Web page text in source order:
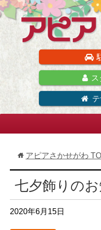
アピアさかせがわ
七夕飾りの
2020年6月15日